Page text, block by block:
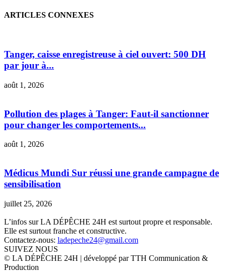
ARTICLES CONNEXES
Tanger, caisse enregistreuse à ciel ouvert: 500 DH
par jour à...
août 1, 2026
Pollution des plages à Tanger: Faut-il sanctionner
pour changer les comportements...
août 1, 2026
Médicus Mundi Sur réussi une grande campagne de
sensibilisation
juillet 25, 2026
L’infos sur LA DÉPÊCHE 24H est surtout propre et responsable.
Elle est surtout franche et constructive.
Contactez-nous: ladepeche24@gmail.com
SUIVEZ NOUS
© LA DÉPÊCHE 24H | développé par TTH Communication &
Production